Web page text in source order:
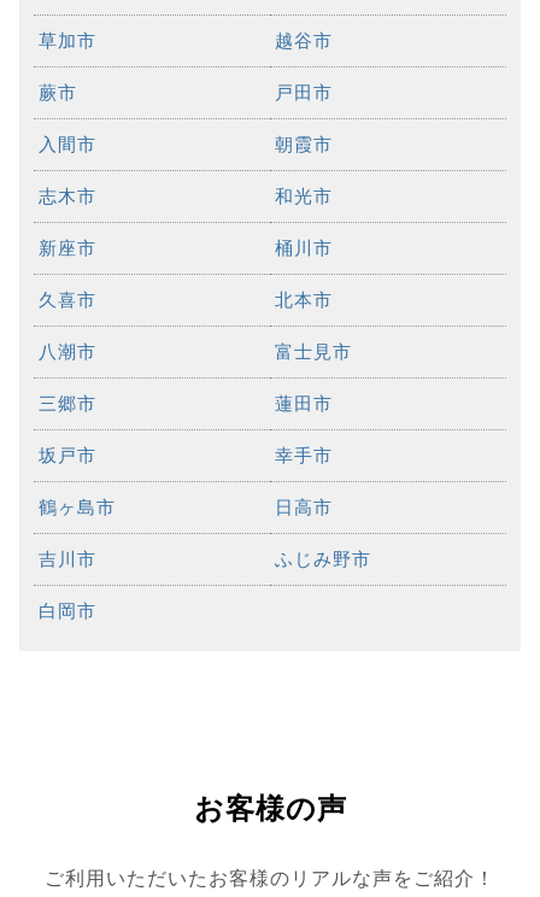
草加市 越谷市
蕨市 戸田市
入間市 朝霞市
志木市 和光市
新座市 桶川市
久喜市 北本市
八潮市 富士見市
三郷市 蓮田市
坂戸市 幸手市
鶴ヶ島市 日高市
吉川市 ふじみ野市
白岡市
お客様の声
ご利用いただいたお客様のリアルな声をご紹介！